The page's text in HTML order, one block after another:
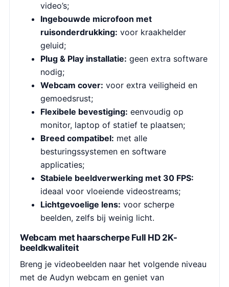
video’s;
Ingebouwde microfoon met
ruisonderdrukking: voor kraakhelder
geluid;
Plug & Play installatie: geen extra software
nodig;
Webcam cover: voor extra veiligheid en
gemoedsrust;
Flexibele bevestiging: eenvoudig op
monitor, laptop of statief te plaatsen;
Breed compatibel: met alle
besturingssystemen en software
applicaties;
Stabiele beeldverwerking met 30 FPS:
ideaal voor vloeiende videostreams;
Lichtgevoelige lens: voor scherpe
beelden, zelfs bij weinig licht.
Webcam met haarscherpe Full HD 2K-
beeldkwaliteit
Breng je videobeelden naar het volgende niveau
met de Audyn webcam en geniet van